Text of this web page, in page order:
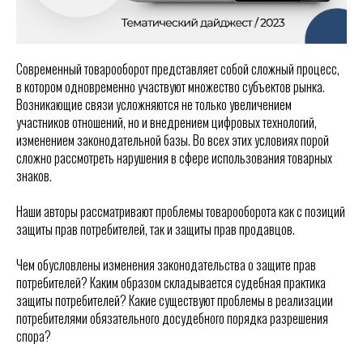
Современный товарооборот представляет собой сложный процесс,
в котором одновременно участвуют множество субъектов рынка.
Возникающие связи усложняются не только увеличением
участников отношений, но и внедрением цифровых технологий,
изменением законодательной базы. Во всех этих условиях порой
сложно рассмотреть нарушения в сфере использования товарных
знаков.
Наши авторы рассматривают проблемы товарооборота как с позиций
защиты прав потребителей, так и защиты прав продавцов.
Чем обусловлены изменения законодательства о защите прав
потребителей? Каким образом складывается судебная практика
защиты потребителей? Какие существуют проблемы в реализации
потребителями обязательного досудебного порядка разрешения
спора?